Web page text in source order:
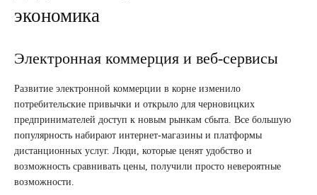
экономика
Электронная коммерция и веб-сервисы
Развитие электронной коммерции в корне изменило
потребительские привычки и открыло для черновицких
предпринимателей доступ к новым рынкам сбыта. Все большую
популярность набирают интернет-магазины и платформы
дистанционных услуг. Люди, которые ценят удобство и
возможность сравнивать цены, получили просто невероятные
возможности.